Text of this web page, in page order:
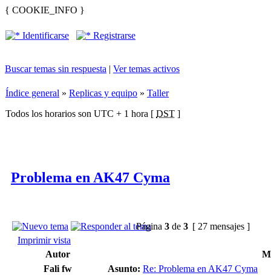
{ COOKIE_INFO }
Identificarse Registrarse
Buscar temas sin respuesta | Ver temas activos
Índice general » Replicas y equipo » Taller
Todos los horarios son UTC + 1 hora [ DST ]
Problema en AK47 Cyma
Página 3 de 3 [ 27 mensajes ]
Imprimir vista
Autor
Fali fw
Asunto: Re: Problema en AK47 Cyma